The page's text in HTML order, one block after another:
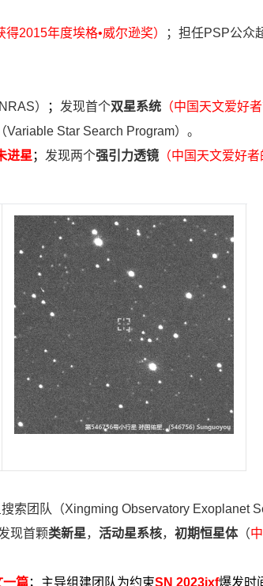
得2015年度埃格•威尔逊奖）
；担任PSP公众
） ； 发现首个双星系统 （中国天文爱好
Variable Star Search Program）。
进星 ； 发现两个强引力透镜 （中国天文爱好
索团队（Xingming Observatory Exoplanet
现首颗类新星， 活动星系核， 初期恒星体（
一篇；主导组建团队为约束SN 2023ixf爆发时